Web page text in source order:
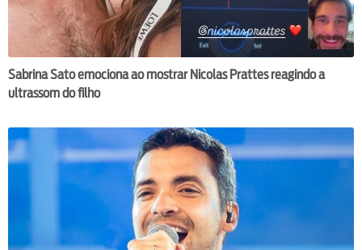
Sabrina Sato emociona ao mostrar Nicolas Prattes reagindo a
ultrassom do filho